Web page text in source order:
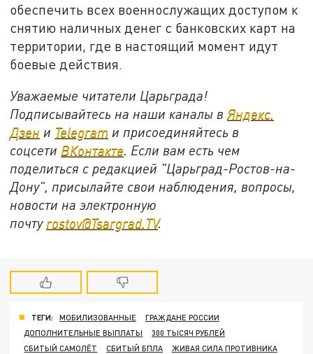
обеспечить всех военнослужащих доступом к
снятию наличных денег с банковских карт на
территории, где в настоящий момент идут
боевые действия.
Уважаемые читатели Царьграда!
Подписывайтесь на наши каналы вЯндекс.
Дзен и Telegram и присоединяйтесь в
соцсети ВКонтакте. Если вам есть чем
поделиться с редакцией "Царьград-Ростов-на-
Дону", присылайте свои наблюдения, вопросы,
новости на электронную
почту rostov@Tsargrad.ТV.
ТЕГИ: МОБИЛИЗОВАННЫЕ
ГРАЖДАНЕ РОССИИ
ДОПОЛНИТЕЛЬНЫЕ ВЫПЛАТЫ
300 ТЫСЯЧ РУБЛЕЙ
СБИТЫЙ САМОЛЁТ
СБИТЫЙ БПЛА
ЖИВАЯ СИЛА ПРОТИВНИКА